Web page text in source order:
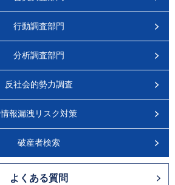
行動調査部門
分析調査部門
反社会的勢力調査
情報漏洩リスク対策
破産者検索
よくある質問